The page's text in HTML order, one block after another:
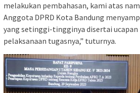
melakukan pembahasan, kami atas
Anggota DPRD Kota Bandung
yang setinggi-tingginya disertai
pelaksanaan tugasnya,” tuturnya.